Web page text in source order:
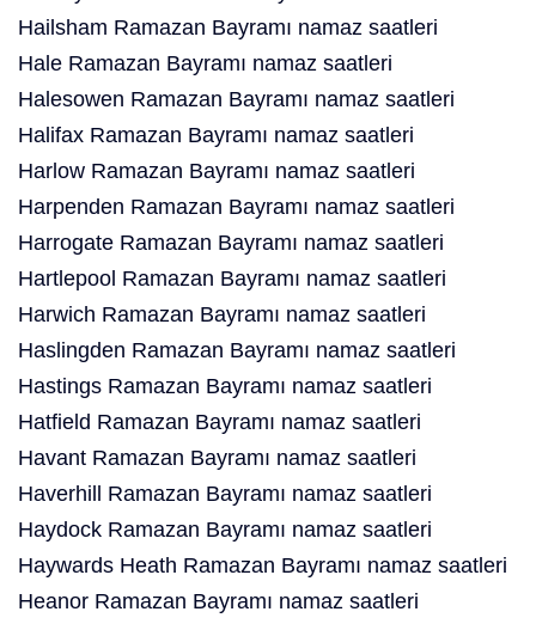
Hailsham Ramazan Bayramı namaz saatleri
Hale Ramazan Bayramı namaz saatleri
Halesowen Ramazan Bayramı namaz saatleri
Halifax Ramazan Bayramı namaz saatleri
Harlow Ramazan Bayramı namaz saatleri
Harpenden Ramazan Bayramı namaz saatleri
Harrogate Ramazan Bayramı namaz saatleri
Hartlepool Ramazan Bayramı namaz saatleri
Harwich Ramazan Bayramı namaz saatleri
Haslingden Ramazan Bayramı namaz saatleri
Hastings Ramazan Bayramı namaz saatleri
Hatfield Ramazan Bayramı namaz saatleri
Havant Ramazan Bayramı namaz saatleri
Haverhill Ramazan Bayramı namaz saatleri
Haydock Ramazan Bayramı namaz saatleri
Haywards Heath Ramazan Bayramı namaz saatleri
Heanor Ramazan Bayramı namaz saatleri